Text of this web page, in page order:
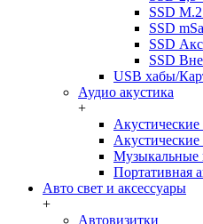
SSD
SSD
SSD
SSD
USB хабы/
Аудио акустика
+
Музыкальные
Портативная
Авто свет и аксессуары
+
Автовизитки